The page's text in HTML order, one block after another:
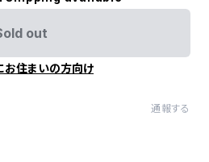
out
お住まいの方向け
通報する